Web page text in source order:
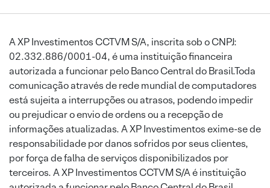
A XP Investimentos CCTVM S/A, inscrita sob o CNPJ:
02.332.886/0001-04, é uma instituição financeira
autorizada a funcionar pelo Banco Central do Brasil.Toda
comunicação através de rede mundial de computadores
está sujeita a interrupções ou atrasos, podendo impedir
ou prejudicar o envio de ordens ou a recepção de
informações atualizadas. A XP Investimentos exime-se de
responsabilidade por danos sofridos por seus clientes,
por força de falha de serviços disponibilizados por
terceiros. A XP Investimentos CCTVM S/A é instituição